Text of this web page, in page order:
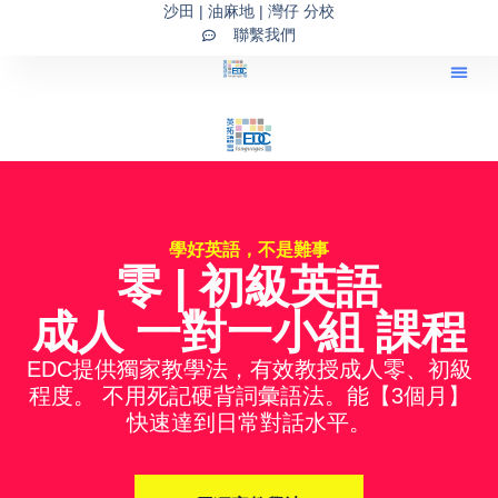
沙田 | 油麻地 | 灣仔 分校
聯繫我們
學好英語，不是難事
零 | 初級英語
成人 一對一小組 課程
EDC提供獨家教學法，有效教授成人零、初級
程度。 不用死記硬背詞彙語法。能【3個月】
快速達到日常對話水平。